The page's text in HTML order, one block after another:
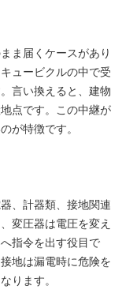
ま届くケースがあり
ュービクルの中で受
言い換えると、建物
点です。この中継が
が特徴です。
、計器類、接地関連
変圧器は電圧を変え
指令を出す役目で
地は漏電時に危険を
ります。